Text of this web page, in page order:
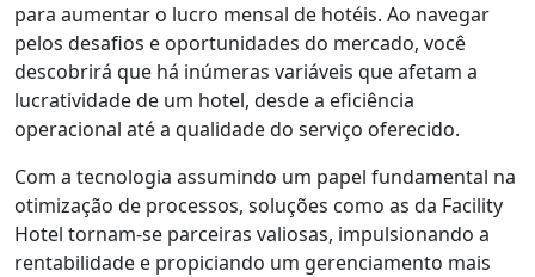
para aumentar o lucro mensal de hotéis. Ao navegar
pelos desafios e oportunidades do mercado, você
descobrirá que há inúmeras variáveis que afetam a
lucratividade de um hotel, desde a eficiência
operacional até a qualidade do serviço oferecido.
Com a tecnologia assumindo um papel fundamental na
otimização de processos, soluções como as da Facility
Hotel tornam-se parceiras valiosas, impulsionando a
rentabilidade e propiciando um gerenciamento mais